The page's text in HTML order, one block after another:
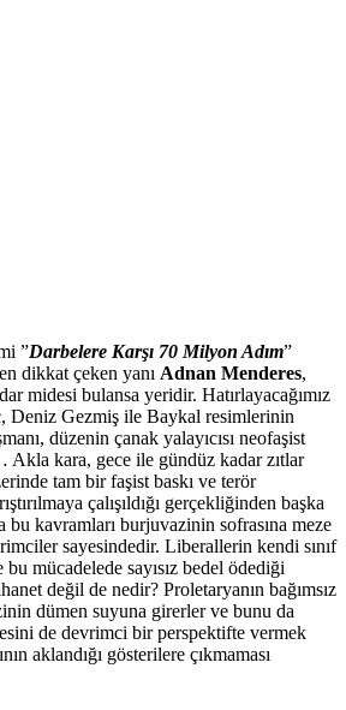
”Darbelere Karşı 70 Milyon Adım”
dikkat çeken yanı Adnan Menderes,
midesi bulansa yeridir. Hatırlayacağımız
Deniz Gezmiş ile Baykal resimlerinin
düzenin çanak yalayıcısı neofaşist
kara, gece ile gündüz kadar zıtlar
tam bir faşist baskı ve terör
çalışıldığı gerçekliğinden başka
bu kavramları burjuvazinin sofrasına meze
sayesindedir. Liberallerin kendi sınıf
mücadelede sayısız bedel ödediği
değil de nedir? Proletaryanın bağımsız
dümen suyuna girerler ve bunu da
de devrimci bir perspektifte vermek
aklandığı gösterilere çıkmaması